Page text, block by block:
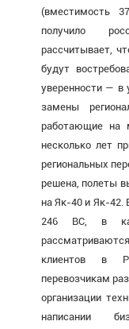
(вместимость
получило
рассчитывает,
будут
уверенности — в
замены
работающие на
несколько лет
региональных
решена, полеты
на Як-40 и Як-42.
246 ВС, в
клиентов в
перевозчикам
организации
написании